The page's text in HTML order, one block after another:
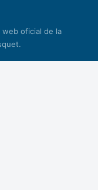
oficial de la